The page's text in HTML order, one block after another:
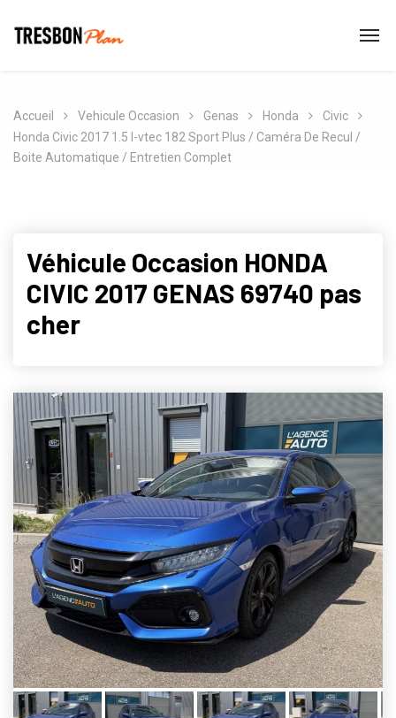
Accueil Vehicule Occasion Genas Honda
Civic
Honda Civic 2017 1.5 I-vtec 182 Sport Plus / Caméra De Recul /
Boite Automatique / Entretien Complet
Véhicule Occasion HONDA
CIVIC 2017 GENAS 69740 pas
cher